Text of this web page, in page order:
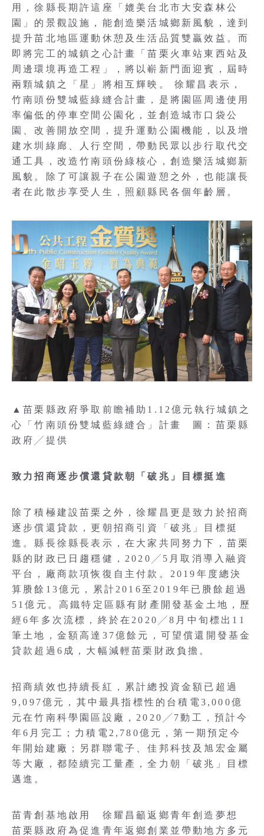
用，徐縣長期許這座「媲美台北市大安森林公
園」的景觀設施，能創造樂活城鄉新風貌，達到
提升苗北地區運動休憩及生活品質雙贏效益。而
即將完工的城鎮之心計畫「苗栗火車站東西站及
周邊環境再造工程」，將以嶄新門面迎賓，屆時
兩顆城鎮之「星」將相互輝映。 徐耀昌表示，
竹南頭份雙城藍綠縫合計畫，是將園區周邊使用
率偏低的停車空間公園化，並創造城市口袋公
園、改善開放空間，提升運動公園機能，以及增
建水圳綠廊、人行空間，帶動民眾以步行取代交
通工具，改造竹南頭份綠核心，創造樂活城鄉新
風貌。除了可讓親子在公園遊憩之外，也能讓長
者在此散步享受人生，照顧縣民各個年齡層。
▲苗栗縣政府爭取前瞻補助1.12億元執行城鎮之
心「竹南頭份雙城藍綠縫合」計畫 圖：苗栗縣
政府╱提供
致力招商逐步償還貸款朝「破兆」目標挺進
除了積極建設苗栗之外，徐耀昌更是致力於招商
逐步償還貸款，更朝招商引資「破兆」目標挺
進。縣長徐縣長表示，在大家共同努力下，苗栗
縣的財政已日趨穩健，2020╱5月取消導入融資
平台，廠商款項恢復自主付款。2019年度總決
算賸餘13億元，累計2016至2019年已賸餘超過
51億元。高鐵特定區縣有財產開發基金土地，歷
經6年多次流標，終於在2020╱8月中旬標出11
筆土地，金額高達37億餘元，可望償還開發基金
貸款超過6成，大幅減輕苗栗財政負擔。
招商績效也持續長紅，累計總投資金額已超過
9,097億元，其中最具指標性的台積電3,000億
元在竹南科學園區設廠，2020╱7動工，預計今
年6月完工；力積電2,780億元，第一期預定今
年開始建廠；另群聯電子、佳邦科技及旭宏金屬
等大廠，都陸續完工量產，全力朝「破兆」目標
邁進。
苗青創基地啟用 徐耀昌籲返鄉青年創造夢想
苗栗縣政府為促進青年返鄉創業並帶動地方多元